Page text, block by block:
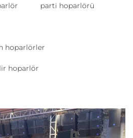
parti hoparlörü
hoparlörler
hoparlör